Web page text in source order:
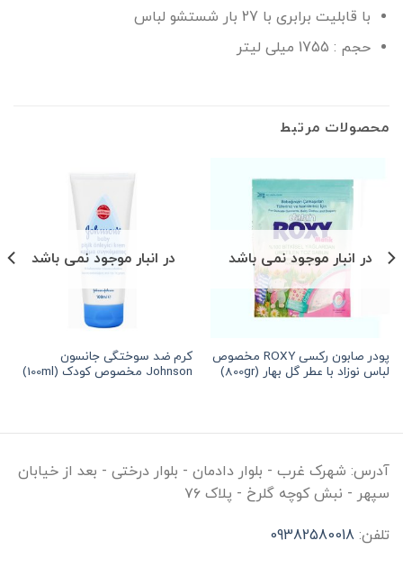
با قابلیت برابری با 27 بار شستشو لباس
حجم : 1755 میلی لیتر
محصولات مرتبط
در انبار موجود نمی باشد
پودر صابون رکسی ROXY مخصوص
لباس نوزاد با عطر گل بهار (800gr)
در انبار موجود نمی باشد
کرم ضد سوختگی جانسون
Johnson مخصوص کودک (100ml)
آدرس: شهرک غرب - بلوار دادمان - بلوار درختی - بعد از خیابان
سپهر - نبش کوچه گلرخ - پلاک ۷۶
تلفن: 09382580018